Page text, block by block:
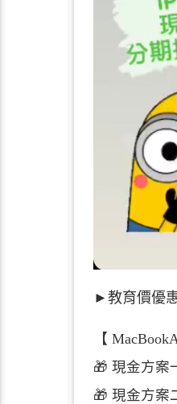
►教育價優
【
🎁 現金方案
🎁 現金方案